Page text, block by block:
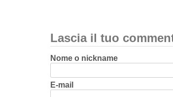
Lascia il tuo
Nome o nickname
E-mail